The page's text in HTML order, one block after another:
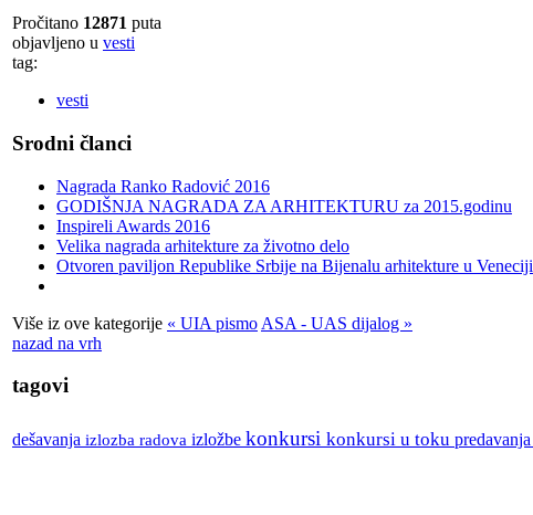
Pročitano 12871 puta
objavljeno u vesti
tag:
vesti
Srodni članci
Nagrada Ranko Radović 2016
GODIŠNJA NAGRADA ZA ARHITEKTURU za 2015.godinu
Inspireli Awards 2016
Velika nagrada arhitekture za životno delo
Otvoren paviljon Republike Srbije na Bijenalu arhitekture u Veneciji
Više iz ove kategorije « UIA pismo ASA - UAS dijalog »
nazad na vrh
tagovi
dešavanja izlozba radova izložbe konkursi konkursi u toku predavanja